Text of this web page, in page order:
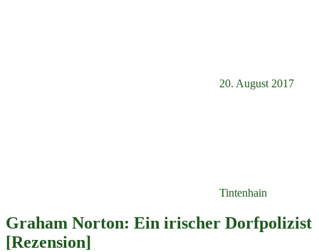
20. August 2017
Tintenhain
Graham Norton: Ein irischer Dorfpolizist
[Rezension]